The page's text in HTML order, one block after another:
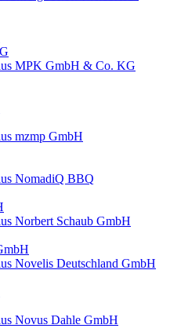
MPK GmbH & Co. KG
mzmp GmbH
NomadiQ BBQ
Norbert Schaub GmbH
Novelis Deutschland GmbH
Novus Dahle GmbH